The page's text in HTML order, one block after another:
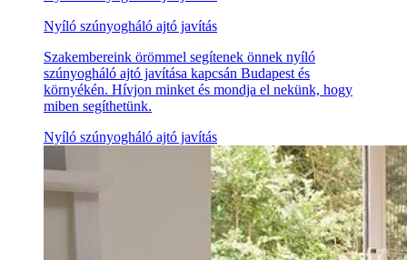
Nyíló szúnyogháló ajtó javítás
Szakembereink örömmel segítenek önnek nyíló
szúnyogháló ajtó javítása kapcsán Budapest és
környékén. Hívjon minket és mondja el nekünk, hogy
miben segíthetünk.
Nyíló szúnyogháló ajtó javítás